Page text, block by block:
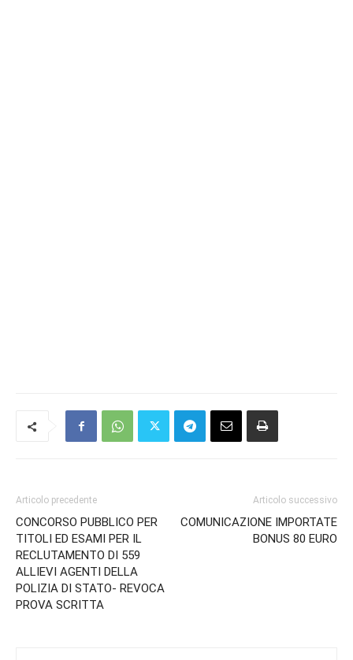
Articolo precedente
CONCORSO PUBBLICO PER
TITOLI ED ESAMI PER IL
RECLUTAMENTO DI 559
ALLIEVI AGENTI DELLA
POLIZIA DI STATO- REVOCA
PROVA SCRITTA
Articolo successivo
COMUNICAZIONE IMPORTATE
BONUS 80 EURO